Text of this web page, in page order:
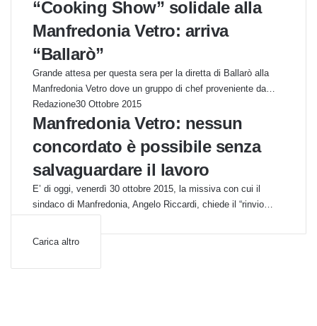
“Cooking Show” solidale alla
Manfredonia Vetro: arriva
“Ballarò”
Grande attesa per questa sera per la diretta di Ballarò alla
Manfredonia Vetro dove un gruppo di chef proveniente da…
Redazione30 Ottobre 2015
Manfredonia Vetro: nessun
concordato è possibile senza
salvaguardare il lavoro
E’ di oggi, venerdì 30 ottobre 2015, la missiva con cui il
sindaco di Manfredonia, Angelo Riccardi, chiede il “rinvio…
Carica altro